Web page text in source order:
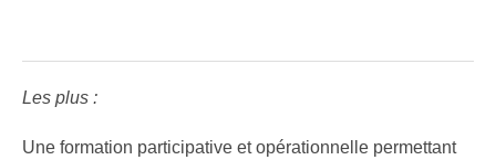
Les plus :
Une formation participative et opérationnelle permettant